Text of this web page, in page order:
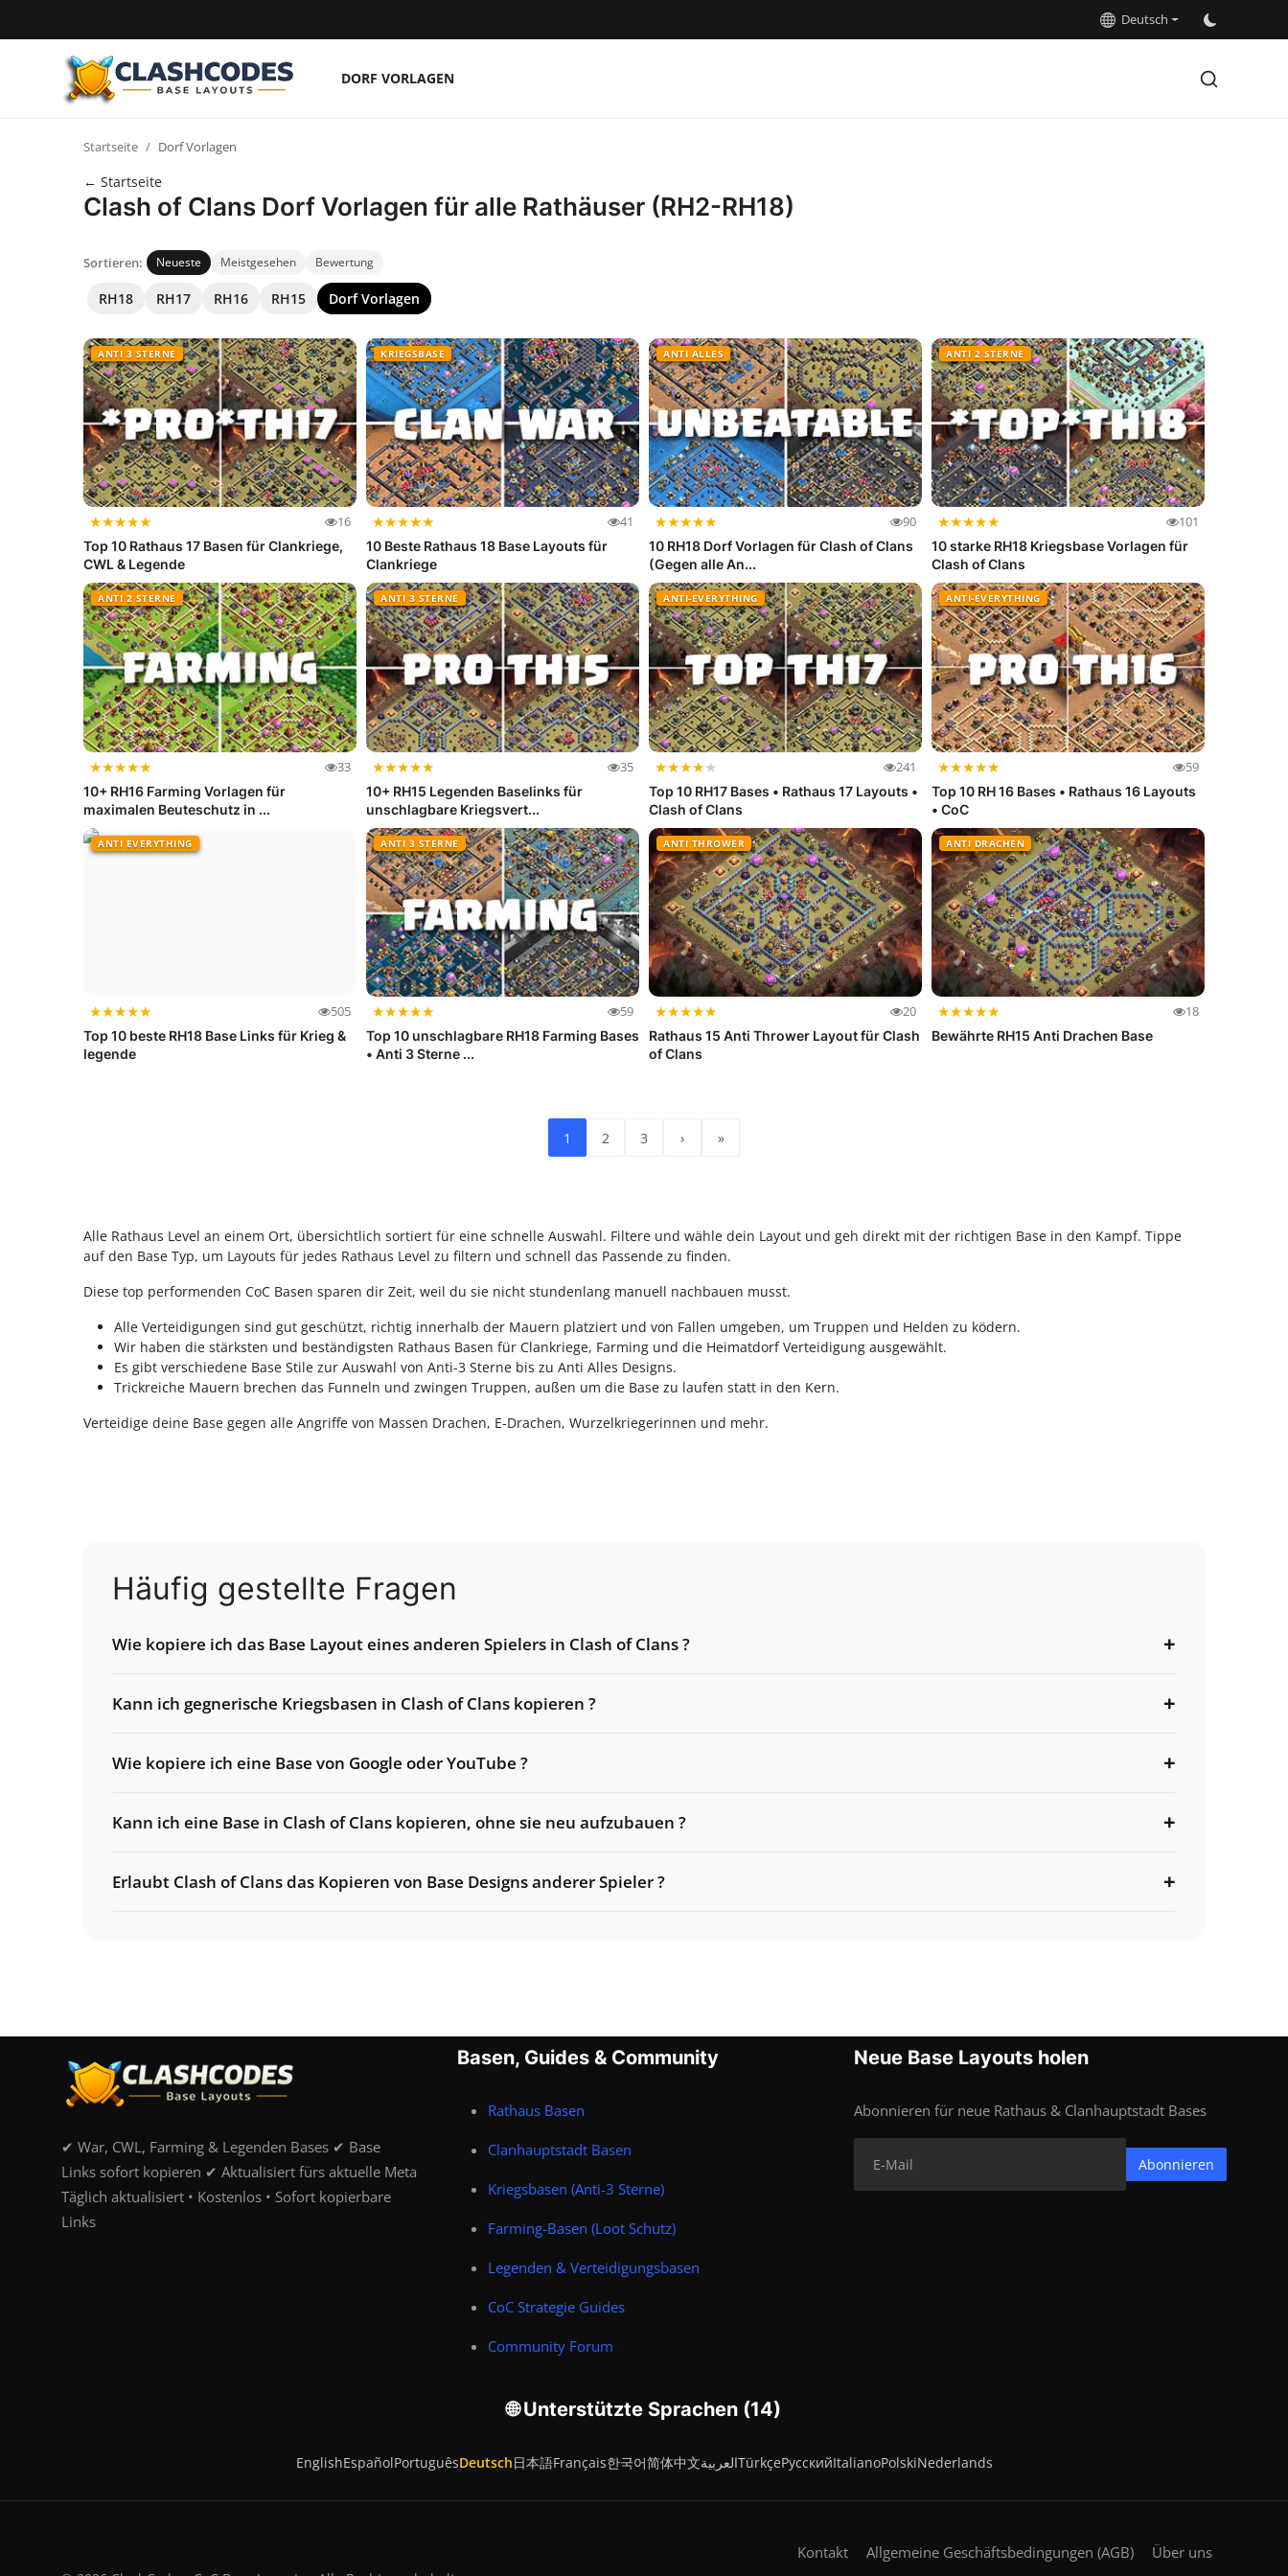
Deutsch
DORF VORLAGEN
Deutsch
Startseite Dorf Vorlagen
← Startseite
Clash of Clans Dorf Vorlagen für alle Rathäuser (RH2-RH18)
Sortieren: Neueste Meistgesehen Bewertung
RH18 RH17 RH16 RH15 Dorf Vorlagen
ANTI 3 STERNE
★★★★★ 16
Top 10 Rathaus 17 Basen für Clankriege,
CWL & Legende
KRIEGSBASE
★★★★★ 41
10 Beste Rathaus 18 Base Layouts für
Clankriege
ANTI ALLES
★★★★★ 90
10 RH18 Dorf Vorlagen für Clash of Clans
(Gegen alle An...
ANTI 2 STERNE
★★★★★ 101
10 starke RH18 Kriegsbase Vorlagen für
Clash of Clans
ANTI 2 STERNE
★★★★★ 33
10+ RH16 Farming Vorlagen für
maximalen Beuteschutz in ...
ANTI 3 STERNE
★★★★★ 35
10+ RH15 Legenden Baselinks für
unschlagbare Kriegsvert...
ANTI-EVERYTHING
★★★★★ 241
Top 10 RH17 Bases • Rathaus 17 Layouts •
Clash of Clans
ANTI-EVERYTHING
★★★★★ 59
Top 10 RH 16 Bases • Rathaus 16 Layouts
• CoC
ANTI EVERYTHING
★★★★★ 505
Top 10 beste RH18 Base Links für Krieg &
legende
ANTI 3 STERNE
★★★★★ 59
Top 10 unschlagbare RH18 Farming Bases
• Anti 3 Sterne ...
ANTI THROWER
★★★★★ 20
Rathaus 15 Anti Thrower Layout für Clash
of Clans
ANTI DRACHEN
★★★★★ 18
Bewährte RH15 Anti Drachen Base
1 2 3 › »
Alle Rathaus Level an einem Ort, übersichtlich sortiert für eine schnelle Auswahl. Filtere und wähle dein Layout und geh direkt mit der richtigen Base in den Kampf. Tippe
auf den Base Typ, um Layouts für jedes Rathaus Level zu filtern und schnell das Passende zu finden.
Diese top performenden CoC Basen sparen dir Zeit, weil du sie nicht stundenlang manuell nachbauen musst.
Alle Verteidigungen sind gut geschützt, richtig innerhalb der Mauern platziert und von Fallen umgeben, um Truppen und Helden zu ködern.
Wir haben die stärksten und beständigsten Rathaus Basen für Clankriege, Farming und die Heimatdorf Verteidigung ausgewählt.
Es gibt verschiedene Base Stile zur Auswahl von Anti-3 Sterne bis zu Anti Alles Designs.
Trickreiche Mauern brechen das Funneln und zwingen Truppen, außen um die Base zu laufen statt in den Kern.
Verteidige deine Base gegen alle Angriffe von Massen Drachen, E-Drachen, Wurzelkriegerinnen und mehr.
Häufig gestellte Fragen
Wie kopiere ich das Base Layout eines anderen Spielers in Clash of Clans ? +
Kann ich gegnerische Kriegsbasen in Clash of Clans kopieren ? +
Wie kopiere ich eine Base von Google oder YouTube ? +
Kann ich eine Base in Clash of Clans kopieren, ohne sie neu aufzubauen ? +
Erlaubt Clash of Clans das Kopieren von Base Designs anderer Spieler ? +
✔ War, CWL, Farming & Legenden Bases ✔ Base
Links sofort kopieren ✔ Aktualisiert fürs aktuelle Meta
Täglich aktualisiert • Kostenlos • Sofort kopierbare
Links
Basen, Guides & Community
Rathaus Basen
Clanhauptstadt Basen
Kriegsbasen (Anti-3 Sterne)
Farming-Basen (Loot Schutz)
Legenden & Verteidigungsbasen
CoC Strategie Guides
Community Forum
Neue Base Layouts holen
Abonnieren für neue Rathaus & Clanhauptstadt Bases
Abonnieren
🌐 Unterstützte Sprachen (14)
EnglishEspañolPortuguêsDeutsch日本語Français한국어简体中文العربيةTürkçeРусскийItalianoPolskiNederlands
Kontakt Allgemeine Geschäftsbedingungen (AGB) Über uns